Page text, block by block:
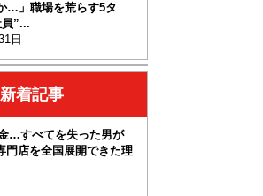
…」職場を荒らす5タ
”...
日
着記事
…すべてを失った男が
門店を全国展開できた理